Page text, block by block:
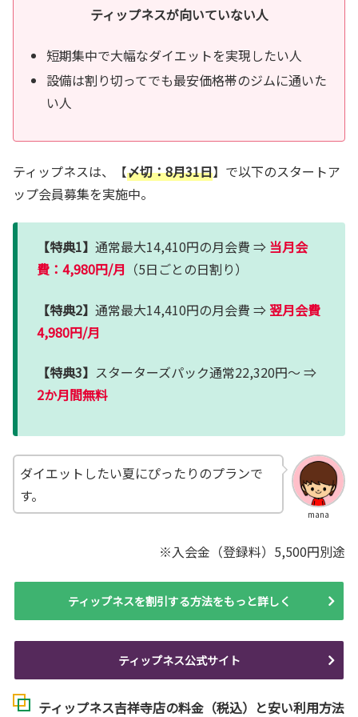
ティップネスが向いていない人
短期集中で大幅なダイエットを実現したい人
設備は割り切ってでも最安価格帯のジムに通いた
い人
ティップネスは、【〆切：8月31日】で以下のスタートア
ップ会員募集を実施中。
【特典1】 通常最大14,410円の月会費 ⇒ 当月会
費：4,980円/月 （5日ごとの日割り）
【特典2】 通常最大14,410円の月会費 ⇒翌月会費
4,980円/月
【特典3】 スターターズパック通常22,320円～ ⇒
2か月間無料
mana
ダイエットしたい夏にぴったりのプランで
す。
※入会金（登録料）5,500円別途
ティップネスを割引する方法をもっと詳しく
ティップネス公式サイト
ティップネス吉祥寺店の料金（税込）と安い利用方法